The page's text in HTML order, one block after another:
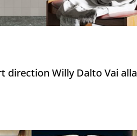
direction Willy Dalto Vai alla